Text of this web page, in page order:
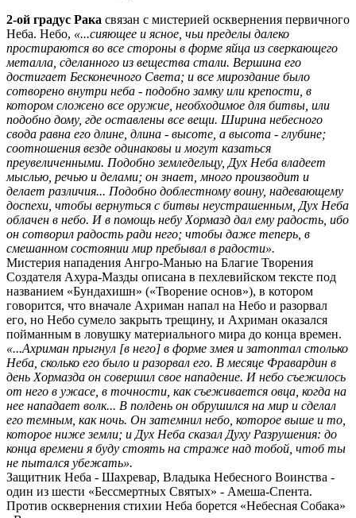
2-ой градус Рака связан с мистерией осквернения первичного
Неба. Небо, «...сияющее и ясное, чьи пределы далеко
простираются во все стороны в форме яйца из сверкающего
металла, сделанного из вещества стали. Вершина его
достигает Бесконечного Света; и все мироздание было
сотворено внутри неба - подобно замку или крепости, в
котором сложено все оружие, необходимое для битвы, или
подобно дому, где оставлены все вещи. Ширина небесного
свода равна его длине, длина - высоте, а высота - глубине;
соотношения везде одинаковы и могут казаться
преувеличенными. Подобно земледельцу, Дух Неба владеет
мыслью, речью и делами; он знает, много производит и
делает различия... Подобно доблестному воину, надевающему
доспехи, чтобы вернуться с битвы неустрашенным, Дух Неба
облачен в небо. И в помощь небу Хормазд дал ему радость, ибо
он сотворил радость ради него; чтобы даже теперь, в
смешанном состоянии мир пребывал в радости».
Мистерия нападения Ангро-Манью на Благие Творения
Создателя Ахура-Мазды описана в пехлевийском тексте под
названием «Бундахишн» («Творение основ»), в котором
говорится, что вначале Ахриман напал на Небо и разорвал
его, но Небо сумело закрыть трещину, и Ахриман оказался
пойманным в ловушку материального мира до конца времен.
«...Ахриман прыгнул [в него] в форме змея и затоптал столько
Неба, сколько его было и разорвал его. В месяце Фравардин в
день Хормазда он совершил свое нападение. И небо съежилось
от него в ужасе, в точности, как съеживается овца, когда на
нее нападает волк... В полдень он обрушился на мир и сделал
его темным, как ночь. Он затемнил небо, которое выше и то,
которое ниже земли; и Дух Неба сказал Духу Разрушения: до
конца времени я буду стоять на страже над тобой, чтоб ты
не пытался убежать».
Защитник Неба - Шахревар, Владыка Небесного Воинства -
один из шести «Бессмертных Святых» - Амеша-Спента.
Против осквернения стихии Неба борется «Небесная Собака»